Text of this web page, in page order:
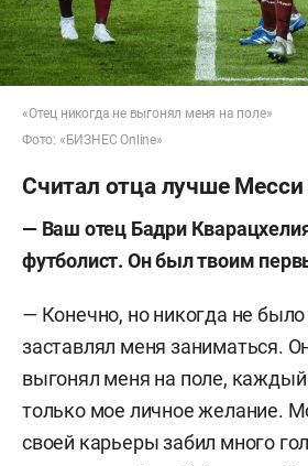
«Отец никогда не выгонял меня на поле»
Фото: «БИЗНЕС Online»
Считал отца лучше
— Ваш отец Бадри
футболист. Он был твоим
— Конечно, но никогда не
заставлял меня заниматься.
выгонял меня на поле,
только мое личное желание.
своей карьеры забил много